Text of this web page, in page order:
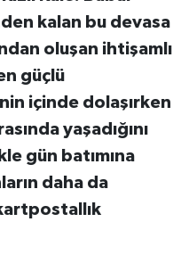
kalan bu devasa
oluşan ihtişamlı
güçlü
içinde dolaşırken
yaşadığını
gün batımına
daha da